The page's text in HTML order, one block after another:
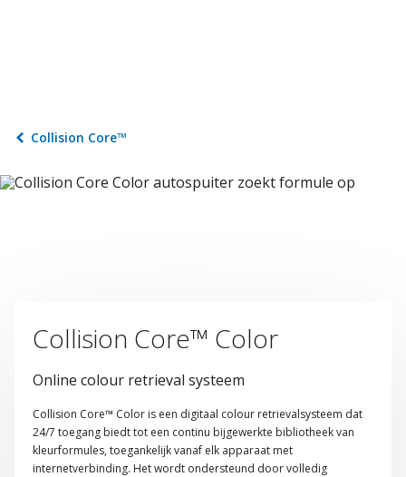
Collision Core™
Collision Core™ Color
Online colour retrieval systeem
Collision Core™ Color is een digitaal colour retrievalsysteem dat
24/7 toegang biedt tot een continu bijgewerkte bibliotheek van
kleurformules, toegankelijk vanaf elk apparaat met
internetverbinding. Het wordt ondersteund door volledig